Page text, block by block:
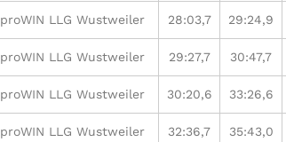
proWIN LLG Wustweiler 28:03,7 29:24,9
proWIN LLG Wustweiler 29:27,7 30:47,7
proWIN LLG Wustweiler 30:20,6 33:26,6
proWIN LLG Wustweiler 32:36,7 35:43,0